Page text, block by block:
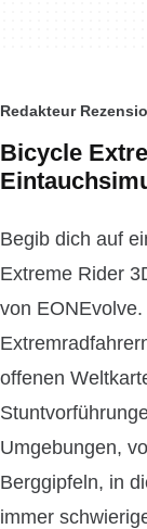
Redakteur
Bicycle
Begib dich auf
Extreme Rider
von
offenen
Umgebungen,
Berggipfeln, in
immer